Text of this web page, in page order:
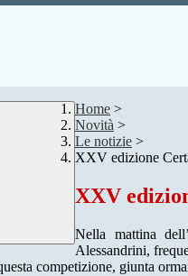
Home >
Novità >
Le notizie >
XXV edizione
XXV
Nella mattina
Alessandrini,
competizione, giunta